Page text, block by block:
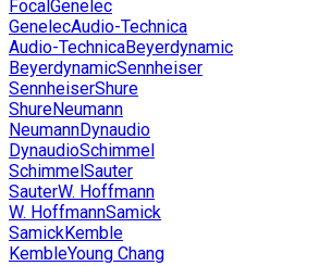
FocalGenelec
GenelecAudio-Technica
Audio-TechnicaBeyerdynamic
BeyerdynamicSennheiser
SennheiserShure
ShureNeumann
NeumannDynaudio
DynaudioSchimmel
SchimmelSauter
SauterW. Hoffmann
W. HoffmannSamick
SamickKemble
KembleYoung Chang